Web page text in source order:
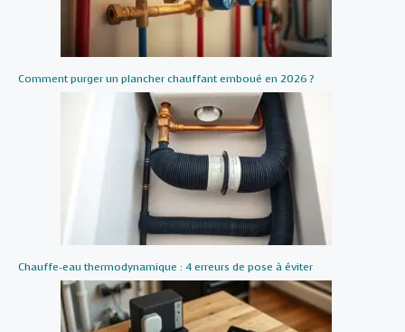
Comment purger un plancher chauffant emboué en 2026 ?
Chauffe-eau thermodynamique : 4 erreurs de pose à éviter